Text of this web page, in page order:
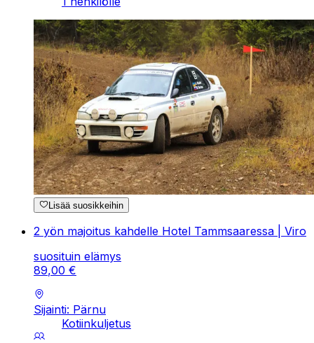
Lisää suosikkeihin
2 yön majoitus kahdelle Hotel Tammsaaressa | Viro
suosituin elämys
89,00 €
Sijainti: Pärnu
Kotiinkuljetus